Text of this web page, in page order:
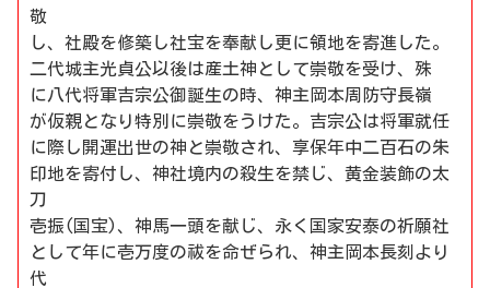
敬
し、社殿を修築し社宝を奉献し更に領地を寄進した。
二代城主光貞公以後は産土神として崇敬を受け、殊
に八代将軍吉宗公御誕生の時、神主岡本周防守長嶺
が仮親となり特別に崇敬をうけた。吉宗公は将軍就任
に際し開運出世の神と崇敬され、享保年中二百石の朱
印地を寄付し、神社境内の殺生を禁じ、黄金装飾の太
刀
壱振(国宝)、神馬一頭を献じ、永く国家安泰の祈願社
として年に壱万度の祓を命ぜられ、神主岡本長刻より
代